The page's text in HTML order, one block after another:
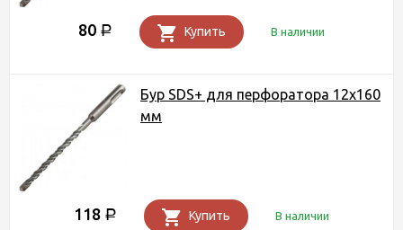
80 Р Купить В наличии
Бур SDS+ для перфоратора 12х160
мм
118 Р Купить В наличии